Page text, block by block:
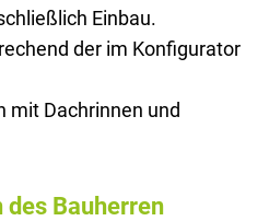
Einbau.
der im Konfigurator
mit Dachrinnen und
des Bauherren